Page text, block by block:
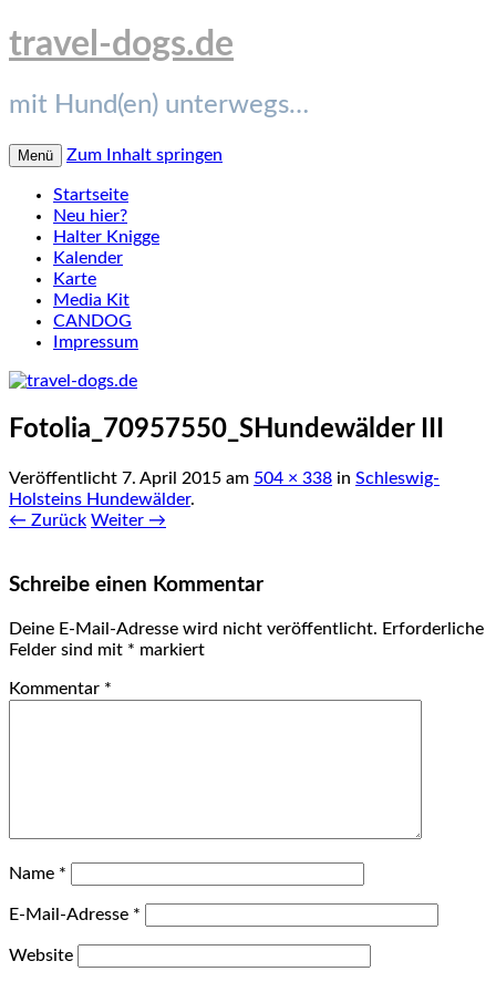
travel-dogs.de
mit Hund(en) unterwegs…
Menü Zum Inhalt springen
Startseite
Neu hier?
Halter Knigge
Kalender
Karte
Media Kit
CANDOG
Impressum
Fotolia_70957550_SHundewälder III
Veröffentlicht 7. April 2015 am 504 × 338 in Schleswig-
Holsteins Hundewälder.
← Zurück Weiter →
Schreibe einen Kommentar
Deine E-Mail-Adresse wird nicht veröffentlicht. Erforderliche
Felder sind mit * markiert
Kommentar *
Name *
E-Mail-Adresse *
Website